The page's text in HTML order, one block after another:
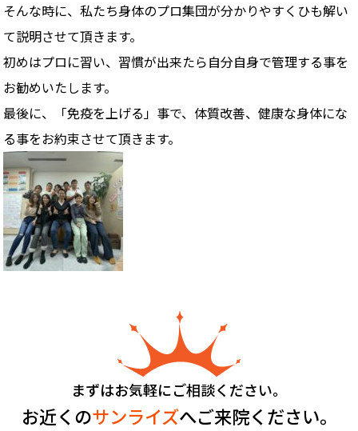
そんな時に、私たち身体のプロ集団が分かりやすくひも解い
て説明させて頂きます。
初めはプロに習い、習慣が出来たら自分自身で管理する事を
お勧めいたします。
最後に、「免疫を上げる」事で、体質改善、健康な身体にな
る事をお約束させて頂きます。
まずはお気軽にご相談ください。
お近くのサンライズへご来院ください。